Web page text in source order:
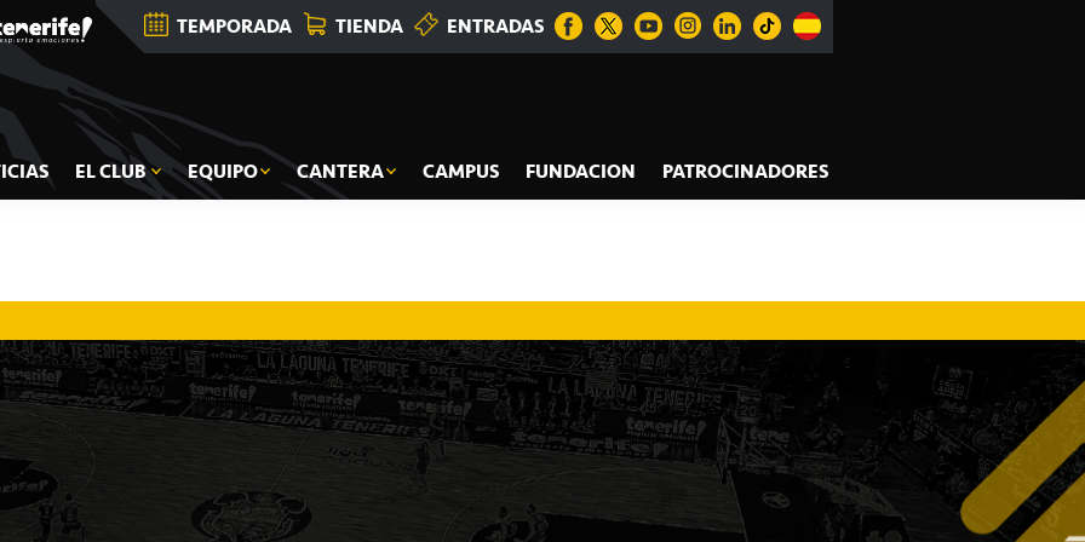
TEMPORADA TIENDA ENTRADAS
EL CLUB EQUIPO CANTERA CAMPUS FUNDACION
PATROCINADORES